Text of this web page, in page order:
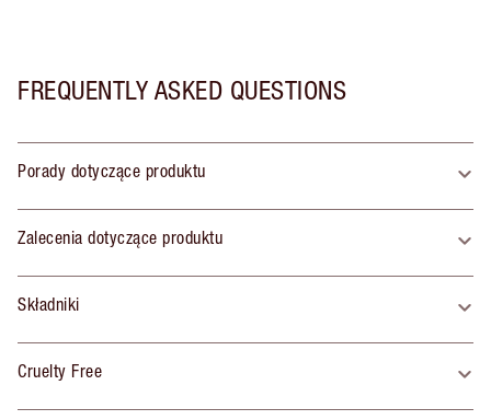
FREQUENTLY ASKED QUESTIONS
Porady dotyczące produktu
Zalecenia dotyczące produktu
Składniki
Cruelty Free